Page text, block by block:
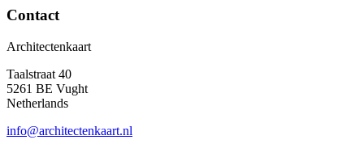
Contact
Architectenkaart
Taalstraat 40
5261 BE Vught
Netherlands
info@architectenkaart.nl